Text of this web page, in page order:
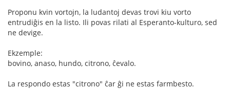
Proponu kvin vortojn, la ludantoj devas trovi kiu vorto
entrudiĝis en la listo. Ili povas rilati al Esperanto-kulturo, sed
ne devige.
Ekzemple:
bovino, anaso, hundo, citrono, ĉevalo.
La respondo estas "citrono" ĉar ĝi ne estas farmbesto.